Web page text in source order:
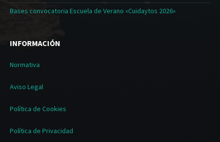
Bases convocatoria Escuela de Verano «Cuidaytos 2026»
INFORMACIÓN
Normativa
Aviso Legal
Política de Cookies
Política de Privacidad